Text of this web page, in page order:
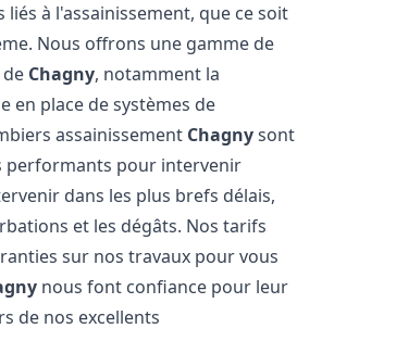
à l'assainissement, que ce soit
Nous offrons une gamme de
Chagny, notamment la
en place de systèmes de
assainissement Chagnysont
performants pour intervenir
dans les plus brefs délais,
et les dégâts. Nos tarifs
sur nos travaux pour vous
nous font confiance pour leur
de nos excellents